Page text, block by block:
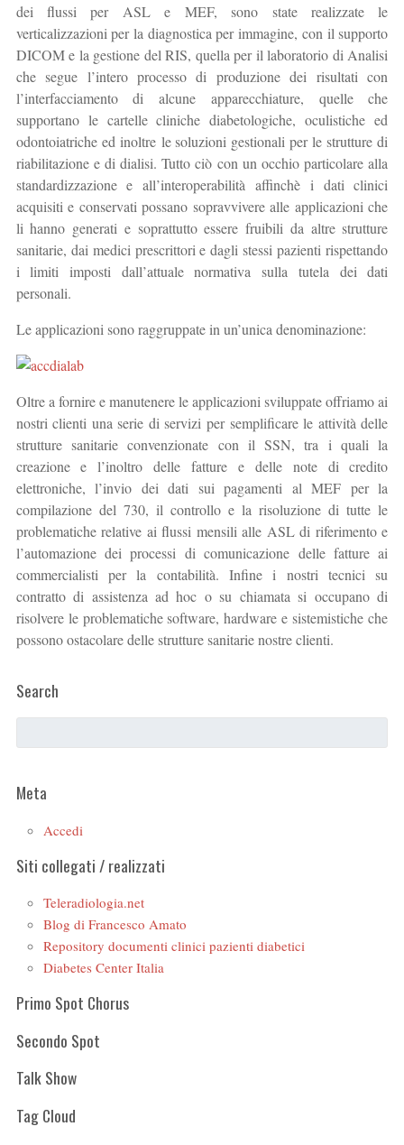
dei flussi per ASL e MEF, sono state realizzate le
verticalizzazioni per la diagnostica per immagine, con il supporto
DICOM e la gestione del RIS, quella per il laboratorio di Analisi
che segue l’intero processo di produzione dei risultati con
l’interfacciamento di alcune apparecchiature, quelle che
supportano le cartelle cliniche diabetologiche, oculistiche ed
odontoiatriche ed inoltre le soluzioni gestionali per le strutture di
riabilitazione e di dialisi. Tutto ciò con un occhio particolare alla
standardizzazione e all’interoperabilità affinchè i dati clinici
acquisiti e conservati possano sopravvivere alle applicazioni che
li hanno generati e soprattutto essere fruibili da altre strutture
sanitarie, dai medici prescrittori e dagli stessi pazienti rispettando
i limiti imposti dall’attuale normativa sulla tutela dei dati
personali.
Le applicazioni sono raggruppate in un’unica denominazione:
Oltre a fornire e manutenere le applicazioni sviluppate offriamo ai
nostri clienti una serie di servizi per semplificare le attività delle
strutture sanitarie convenzionate con il SSN, tra i quali la
creazione e l’inoltro delle fatture e delle note di credito
elettroniche, l’invio dei dati sui pagamenti al MEF per la
compilazione del 730, il controllo e la risoluzione di tutte le
problematiche relative ai flussi mensili alle ASL di riferimento e
l’automazione dei processi di comunicazione delle fatture ai
commercialisti per la contabilità. Infine i nostri tecnici su
contratto di assistenza ad hoc o su chiamata si occupano di
risolvere le problematiche software, hardware e sistemistiche che
possono ostacolare delle strutture sanitarie nostre clienti.
Search
Meta
Accedi
Siti collegati / realizzati
Teleradiologia.net
Blog di Francesco Amato
Repository documenti clinici pazienti diabetici
Diabetes Center Italia
Primo Spot Chorus
Secondo Spot
Talk Show
Tag Cloud